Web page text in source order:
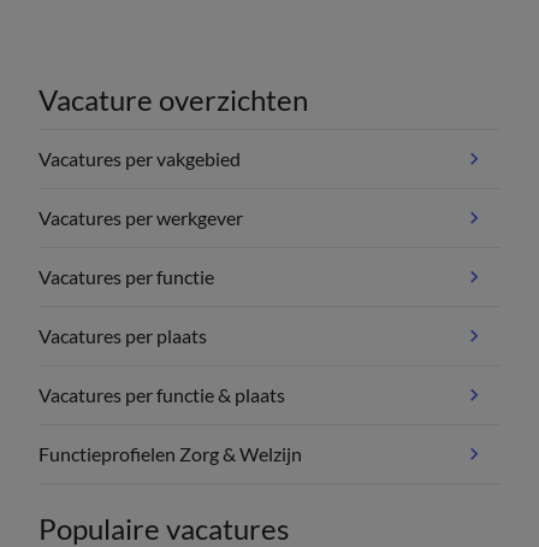
Vacature overzichten
Vacatures per vakgebied
Vacatures per werkgever
Vacatures per functie
Vacatures per plaats
Vacatures per functie & plaats
Functieprofielen Zorg & Welzijn
Populaire vacatures